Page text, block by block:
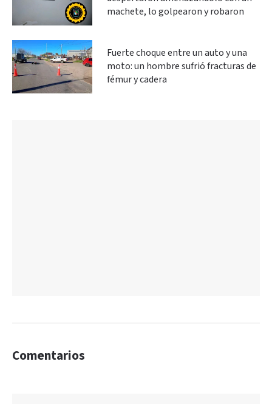
machete, lo golpearon y robaron
Fuerte choque entre un auto y una
moto: un hombre sufrió fracturas de
fémur y cadera
Comentarios